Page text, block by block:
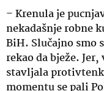
–Krenula je
nekadašnje robne
BiH. Slučajno smo
rekao da bježe.
stavljala
momentu se pali